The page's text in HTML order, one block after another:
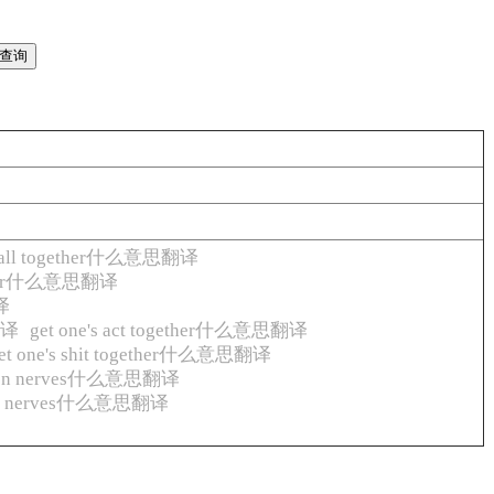
together什么意思翻译
什么意思翻译
get one's act together什么意思翻译
one's shit together什么意思翻译
nerves什么意思翻译
nerves什么意思翻译